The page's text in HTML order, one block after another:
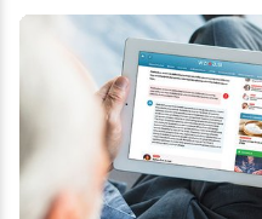
ostalo netretirano. ...